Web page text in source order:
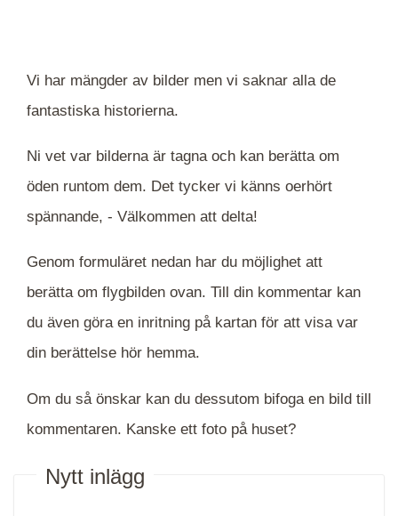
Vi har mängder av bilder men vi saknar alla de
fantastiska historierna.
Ni vet var bilderna är tagna och kan berätta om
öden runtom dem. Det tycker vi känns oerhört
spännande, - Välkommen att delta!
Genom formuläret nedan har du möjlighet att
berätta om flygbilden ovan. Till din kommentar kan
du även göra en inritning på kartan för att visa var
din berättelse hör hemma.
Om du så önskar kan du dessutom bifoga en bild till
kommentaren. Kanske ett foto på huset?
Nytt inlägg